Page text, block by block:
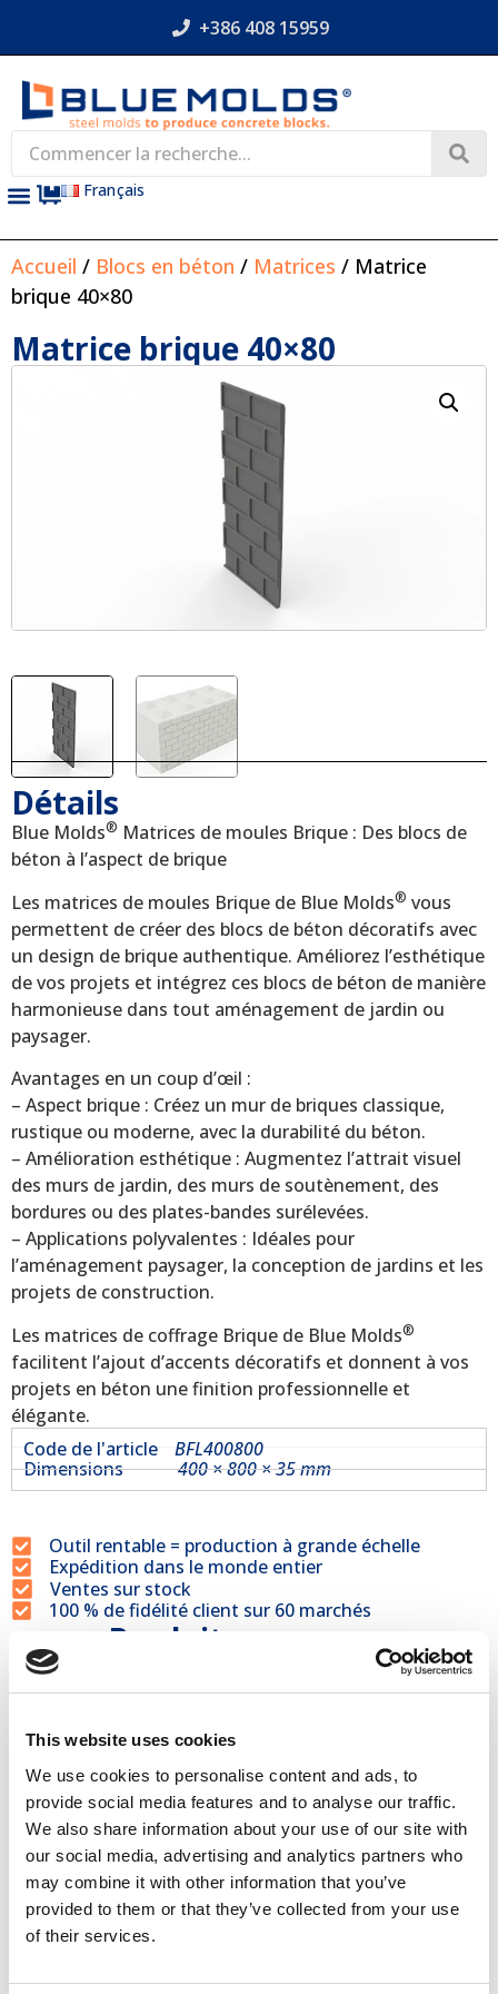
This website uses cookies
We use cookies to personalise content and ads, to
provide social media features and to analyse our traffic.
We also share information about your use of our site with
our social media, advertising and analytics partners who
may combine it with other information that you’ve
provided to them or that they’ve collected from your use
of their services.
+386 408 15959
Français
Accueil / Blocs en béton / Matrices / Matrice
brique 40×80
Matrice brique 40×80
Détails
Blue Molds® Matrices de moules Brique : Des blocs de
béton à l’aspect de brique
Les matrices de moules Brique de Blue Molds® vous
permettent de créer des blocs de béton décoratifs avec
un design de brique authentique. Améliorez l’esthétique
de vos projets et intégrez ces blocs de béton de manière
harmonieuse dans tout aménagement de jardin ou
paysager.
Avantages en un coup d’œil :
– Aspect brique : Créez un mur de briques classique,
rustique ou moderne, avec la durabilité du béton.
– Amélioration esthétique : Augmentez l’attrait visuel
des murs de jardin, des murs de soutènement, des
bordures ou des plates-bandes surélevées.
– Applications polyvalentes : Idéales pour
l’aménagement paysager, la conception de jardins et les
projets de construction.
Les matrices de coffrage Brique de Blue Molds®
facilitent l’ajout d’accents décoratifs et donnent à vos
projets en béton une finition professionnelle et
élégante.
Code de l'article
BFL400800
Dimensions
400 × 800 × 35 mm
Outil rentable = production à grande échelle
Expédition dans le monde entier
Ventes sur stock
100 % de fidélité client sur 60 marchés
Produits connexes
Moule pour blocs de béton